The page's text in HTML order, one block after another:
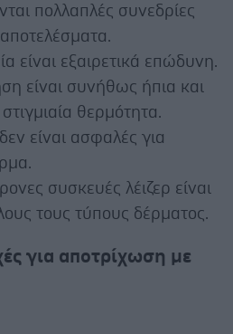
πολλαπλές συνεδρίες
είναι εξαιρετικά επώδυνη.
είναι συνήθως ήπια και
θερμότητα.
δεν είναι ασφαλές για
συσκευές λέιζερ είναι
τους τύπους δέρματος.
για αποτρίχωση με